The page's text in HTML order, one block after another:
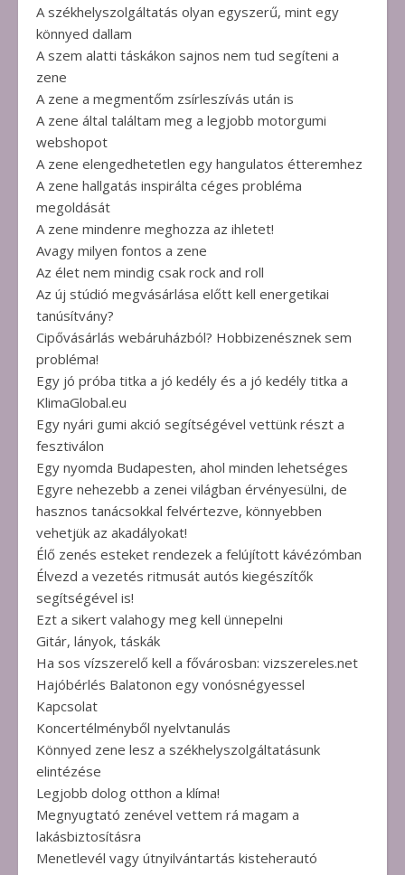
A székhelyszolgáltatás olyan egyszerű, mint egy
könnyed dallam
A szem alatti táskákon sajnos nem tud segíteni a
zene
A zene a megmentőm zsírleszívás után is
A zene által találtam meg a legjobb motorgumi
webshopot
A zene elengedhetetlen egy hangulatos étteremhez
A zene hallgatás inspirálta céges probléma
megoldását
A zene mindenre meghozza az ihletet!
Avagy milyen fontos a zene
Az élet nem mindig csak rock and roll
Az új stúdió megvásárlása előtt kell energetikai
tanúsítvány?
Cipővásárlás webáruházból? Hobbizenésznek sem
probléma!
Egy jó próba titka a jó kedély és a jó kedély titka a
KlimaGlobal.eu
Egy nyári gumi akció segítségével vettünk részt a
fesztiválon
Egy nyomda Budapesten, ahol minden lehetséges
Egyre nehezebb a zenei világban érvényesülni, de
hasznos tanácsokkal felvértezve, könnyebben
vehetjük az akadályokat!
Élő zenés esteket rendezek a felújított kávézómban
Élvezd a vezetés ritmusát autós kiegészítők
segítségével is!
Ezt a sikert valahogy meg kell ünnepelni
Gitár, lányok, táskák
Ha sos vízszerelő kell a fővárosban: vizszereles.net
Hajóbérlés Balatonon egy vonósnégyessel
Kapcsolat
Koncertélményből nyelvtanulás
Könnyed zene lesz a székhelyszolgáltatásunk
elintézése
Legjobb dolog otthon a klíma!
Megnyugtató zenével vettem rá magam a
lakásbiztosításra
Menetlevél vagy útnyilvántartás kisteherautó